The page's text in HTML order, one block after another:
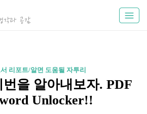
과 공감
리포트/알면 도움될 자투리
을 알아내보자. PDF
Unlocker!!